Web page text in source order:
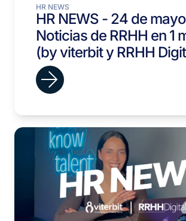
HR NEWS
HR NEWS - 24 de
Noticias de RRHH en 1
(by viterbit y RRHH